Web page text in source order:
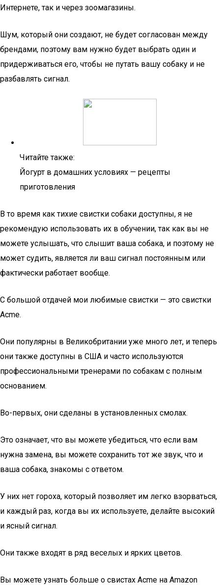
Интернете, так и через зоомагазины.
Шум, который они создают, не будет согласован между
брендами, поэтому вам нужно будет выбрать один и
придерживаться его, чтобы не путать вашу собаку и не
разбавлять сигнал.
Читайте также:
Йогурт в домашних условиях — рецепты
приготовления
В то время как тихие свистки собаки доступны, я не
рекомендую использовать их в обучении, так как вы не
можете услышать, что слышит ваша собака, и поэтому не
может судить, является ли ваш сигнал постоянным или
фактически работает вообще.
С большой отдачей мои любимые свистки — это свистки
Acme.
Они популярны в Великобритании уже много лет, и теперь
они также доступны в США и часто используются
профессиональными тренерами по собакам с полным
основанием.
Во-первых, они сделаны в установленных смолах.
Это означает, что вы можете убедиться, что если вам
нужна замена, вы можете сохранить тот же звук, что и
ваша собака, знакомы с ответом.
У них нет гороха, который позволяет им легко взорваться,
и каждый раз, когда вы их используете, делайте высокий
и ясный сигнал.
Они также входят в ряд веселых и ярких цветов.
Вы можете узнать больше о свистах Acme на Amazon